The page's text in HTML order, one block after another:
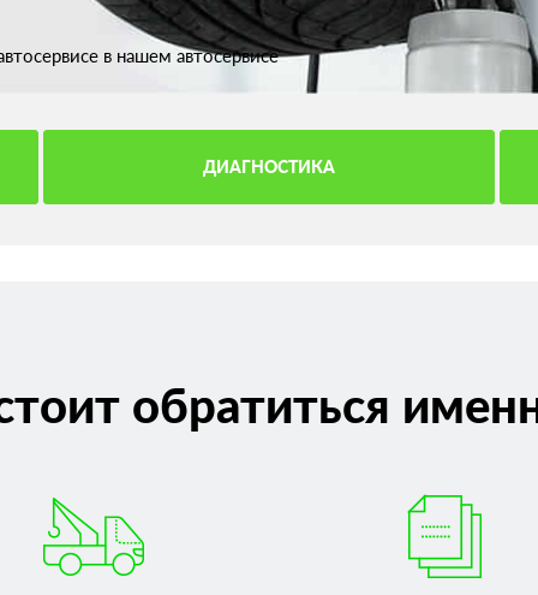
в нашем автосервисе
ДИАГНОСТИКА
обратиться